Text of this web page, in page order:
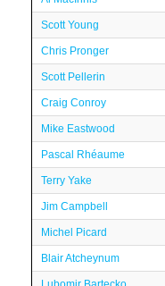
Scott Young
Chris Pronger
Scott Pellerin
Craig Conroy
Mike Eastwood
Pascal Rhéaume
Terry Yake
Jim Campbell
Michel Picard
Blair Atcheynum